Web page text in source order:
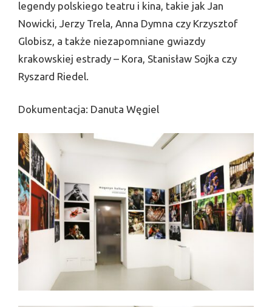
legendy polskiego teatru i kina, takie jak Jan
Nowicki, Jerzy Trela, Anna Dymna czy Krzysztof
Globisz, a także niezapomniane gwiazdy
krakowskiej estrady – Kora, Stanisław Sojka czy
Ryszard Riedel.
Dokumentacja: Danuta Węgiel